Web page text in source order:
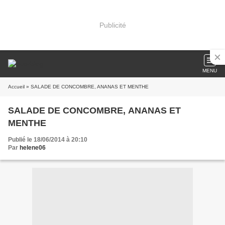
Publicité
MENU
Accueil » SALADE DE CONCOMBRE, ANANAS ET MENTHE
SALADE DE CONCOMBRE, ANANAS ET
MENTHE
Publié le 18/06/2014 à 20:10
Par helene06